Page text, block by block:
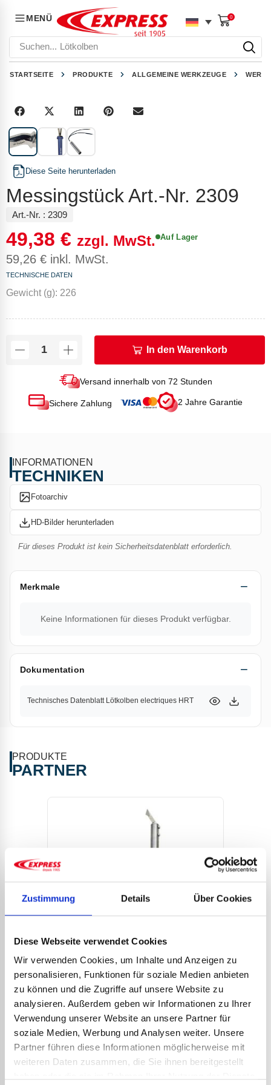
Zustimmung Details Über Cookies
Diese Webseite verwendet Cookies
Wir verwenden Cookies, um Inhalte und Anzeigen zu
personalisieren, Funktionen für soziale Medien anbieten
zu können und die Zugriffe auf unsere Website zu
analysieren. Außerdem geben wir Informationen zu Ihrer
Verwendung unserer Website an unsere Partner für
soziale Medien, Werbung und Analysen weiter. Unsere
Partner führen diese Informationen möglicherweise mit
weiteren Daten zusammen, die Sie ihnen bereitgestellt
MENÜ 0
Suchen... Lötkolben
STARTSEITE PRODUKTE ALLGEMEINE WERKZEUGE
Diese Seite herunterladen
Messingstück Art.-Nr. 2309
Art.-Nr. : 2309
49,38 € zzgl. MwSt.
59,26 € inkl. MwSt.
Auf Lager
TECHNISCHE DATEN
Gewicht (g): 226
In den Warenkorb
Versand innerhalb von 72 Stunden
Sichere Zahlung 2 Jahre Garantie
INFORMATIONEN
TECHNIKEN
Fotoarchiv
HD-Bilder herunterladen
Für dieses Produkt ist kein Sicherheitsdatenblatt erforderlich.
Merkmale
Keine Informationen für dieses Produkt verfügbar.
Dokumentation
Technisches Datenblatt Lötkolben electriques HRT
PRODUKTE
PARTNER
ELEKTRISCHER LÖTKOLBEN
HRT 75 W ART.-NR. 109
87,43€ zzgl. MwSt.
104,92€inkl. MwSt.
Der schnelle und energiesparende
erlaubt dank seiner Verkapselung eine
intensive Nutzung. Dieser elektrische
Art.-Nr.:109
Der
Art.-